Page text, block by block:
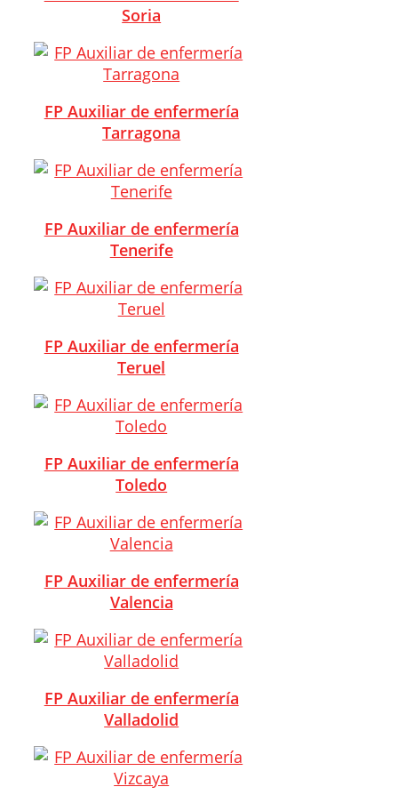
Soria
FP Auxiliar de enfermería
Tarragona
FP Auxiliar de enfermería
Tenerife
FP Auxiliar de enfermería
Teruel
FP Auxiliar de enfermería
Toledo
FP Auxiliar de enfermería
Valencia
FP Auxiliar de enfermería
Valladolid